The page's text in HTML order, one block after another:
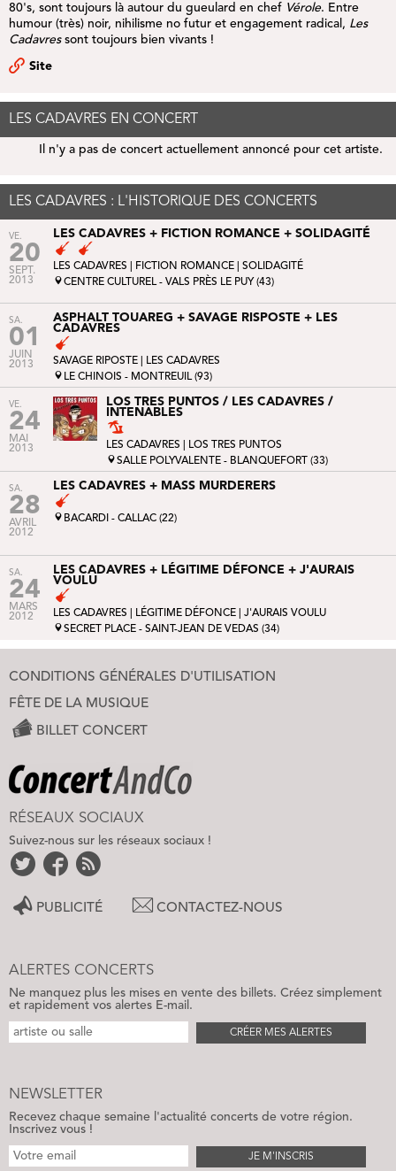
80's, sont toujours là autour du gueulard en chef Vérole. Entre
humour (très) noir, nihilisme no futur et engagement radical, Les
Cadavressont toujours bien vivants !
Site
LES CADAVRES EN CONCERT
Il n'y a pas de concert actuellement annoncé pour cet artiste.
LES CADAVRES : L'HISTORIQUE DES CONCERTS
VE.
20
SEPT.
2013
LES CADAVRES + FICTION ROMANCE + SOLIDAGITÉ
LES CADAVRES | FICTION ROMANCE
SOLIDAGITÉ
CENTRE CULTUREL - VALS PRÈS LE PUY (43)
SA.
01
JUIN
2013
ASPHALT TOUAREG + SAVAGE RISPOSTE + LES
CADAVRES
SAVAGE RIPOSTE | LES CADAVRES
LE CHINOIS - MONTREUIL (93)
VE.
24
MAI
2013
LOS TRES PUNTOS / LES CADAVRES /
INTENABLES
LES CADAVRES |
LOS TRES PUNTOS
SALLE POLYVALENTE - BLANQUEFORT (33)
SA.
28
AVRIL
2012
LES CADAVRES + MASS MURDERERS
BACARDI - CALLAC (22)
SA.
24
MARS
2012
LES CADAVRES + LÉGITIME DÉFONCE + J'AURAIS
VOULU
LES CADAVRES | LÉGITIME DÉFONCE
J'AURAIS VOULU
SECRET PLACE - SAINT-JEAN DE VEDAS (34)
CONDITIONS GÉNÉRALES D'UTILISATION
FÊTE DE LA MUSIQUE
BILLET CONCERT
RÉSEAUX SOCIAUX
Suivez-nous sur les réseaux sociaux !
PUBLICITÉ CONTACTEZ-NOUS
ALERTES CONCERTS
Ne manquez plus les mises en vente des billets. Créez simplement
et rapidement vos alertes E-mail.
CRÉER MES ALERTES
NEWSLETTER
Recevez chaque semaine l'actualité concerts de votre région.
Inscrivez vous !
JE M'INSCRIS